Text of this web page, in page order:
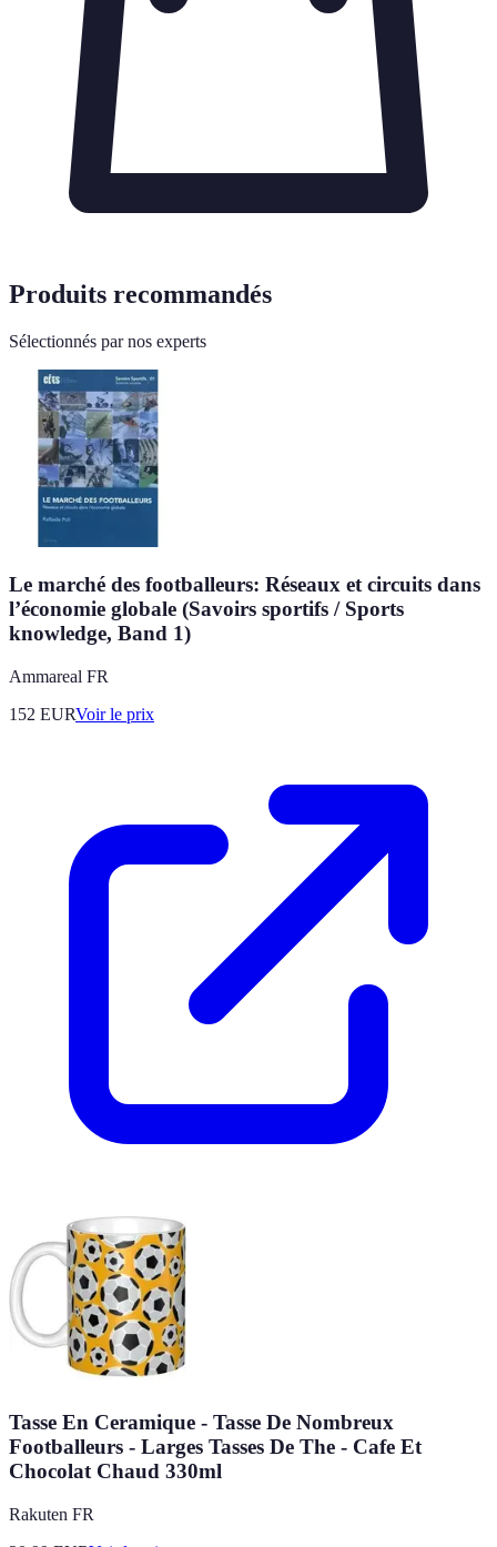
Produits recommandés
Sélectionnés par nos experts
Le marché des footballeurs: Réseaux et circuits dans
l’économie globale (Savoirs sportifs / Sports
knowledge, Band 1)
Ammareal FR
152 EURVoir le prix
Tasse En Ceramique - Tasse De Nombreux
Footballeurs - Larges Tasses De The - Cafe Et
Chocolat Chaud 330ml
Rakuten FR